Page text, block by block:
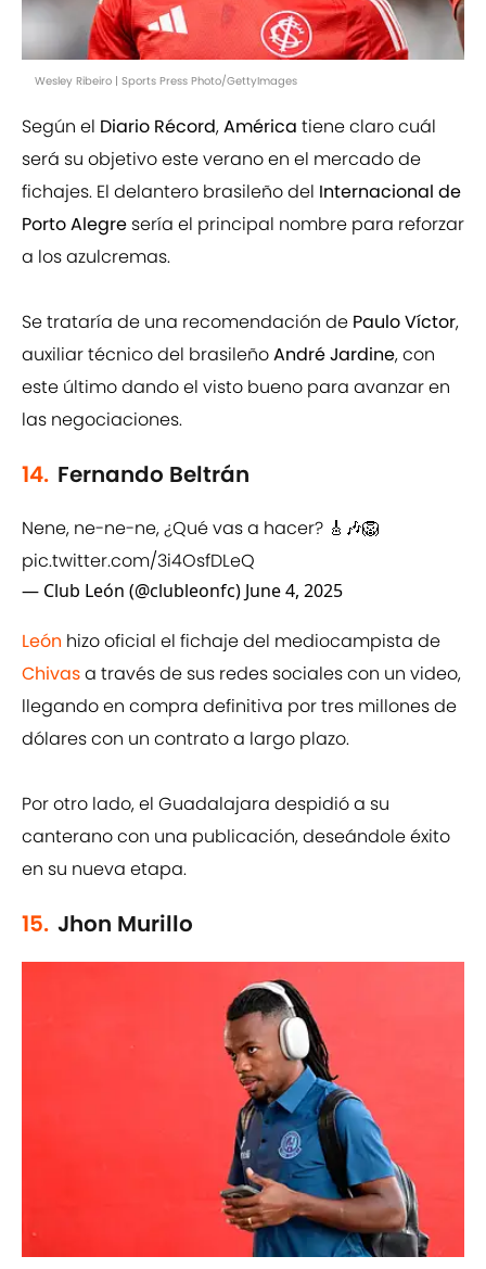
Wesley Ribeiro | Sports Press Photo/GettyImages
Según el Diario Récord,América tiene claro cuál
será su objetivo este verano en el mercado de
fichajes. El delantero brasileño del Internacional de
Porto Alegre sería el principal nombre para reforzar
a los azulcremas.
Se trataría de una recomendación de Paulo Víctor,
auxiliar técnico del brasileñoAndré Jardine, con
este último dando el visto bueno para avanzar en
las negociaciones.
14. Fernando Beltrán
Nene, ne-ne-ne, ¿Qué vas a hacer? 🎸🎶🦁
pic.twitter.com/3i4OsfDLeQ
— Club León (@clubleonfc) June 4, 2025
León hizo oficial el fichaje del mediocampista de
Chivasa través de sus redes sociales con un video,
llegando en compra definitiva por tres millones de
dólares con un contrato a largo plazo.
Por otro lado, el Guadalajara despidió a su
canterano con una publicación, deseándole éxito
en su nueva etapa.
15. Jhon Murillo